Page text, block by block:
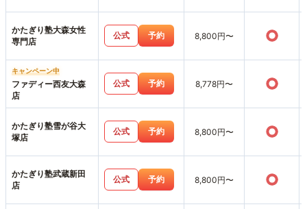
かたぎり塾大森女性
専門店
公式 予約 8,800円〜 ○
キャンペーン中
ファディー西友大森
店
公式 予約 8,778円〜 ○
かたぎり塾雪が谷大
塚店
公式 予約 8,800円〜 ○
かたぎり塾武蔵新田
店
公式 予約 8,800円〜 ○